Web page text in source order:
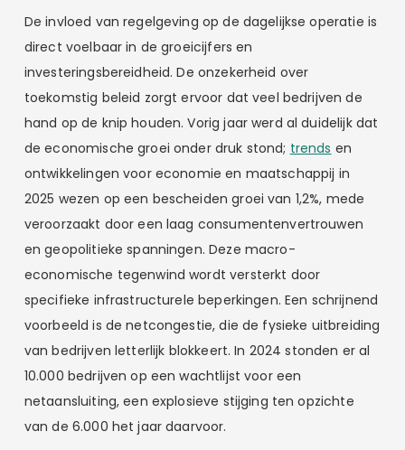
De invloed van regelgeving op de dagelijkse operatie is
direct voelbaar in de groeicijfers en
investeringsbereidheid. De onzekerheid over
toekomstig beleid zorgt ervoor dat veel bedrijven de
hand op de knip houden. Vorig jaar werd al duidelijk dat
de economische groei onder druk stond; trends en
ontwikkelingen voor economie en maatschappij in
2025 wezen op een bescheiden groei van 1,2%, mede
veroorzaakt door een laag consumentenvertrouwen
en geopolitieke spanningen. Deze macro-
economische tegenwind wordt versterkt door
specifieke infrastructurele beperkingen. Een schrijnend
voorbeeld is de netcongestie, die de fysieke uitbreiding
van bedrijven letterlijk blokkeert. In 2024 stonden er al
10.000 bedrijven op een wachtlijst voor een
netaansluiting, een explosieve stijging ten opzichte
van de 6.000 het jaar daarvoor.